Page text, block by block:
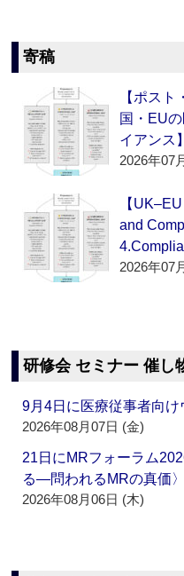
寄稿
【ポス
国・EU
イアンス
2026年07
【
and
2026年07
研修会 セミナー 催し
9月4日に医療従事者向
2026年08月07日 (金)
21日にMRフォーラム
る―問われるMRの真価
2026年08月06日 (木)